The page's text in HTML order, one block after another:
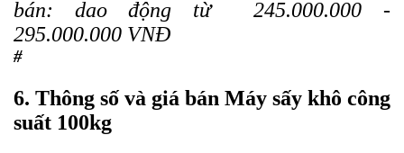
bán: dao động từ 245.000.000 -
295.000.000 VNĐ
#
6. Thông số và giá bán Máy sấy khô công
suất 100kg